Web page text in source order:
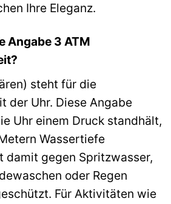
Ihre Eleganz.
Angabe 3 ATM
steht für die
der Uhr. Diese Angabe
Uhr einem Druck standhält,
Wassertiefe
damit gegen Spritzwasser,
oder Regen
Für Aktivitäten wie